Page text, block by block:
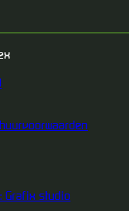
Grafix studio